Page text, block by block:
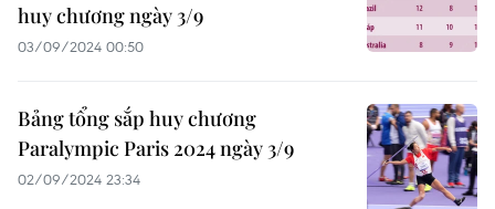
huy chương ngày 3/9
03/09/2024 00:50
Bảng tổng sắp huy chương
Paralympic Paris 2024 ngày 3/9
02/09/2024 23:34